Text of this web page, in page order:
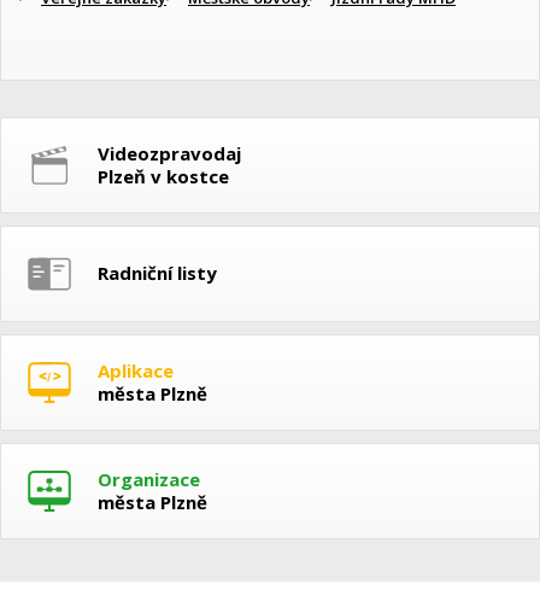
Videozpravodaj
Plzeň v kostce
Radniční listy
Aplikace
města Plzně
Organizace
města Plzně